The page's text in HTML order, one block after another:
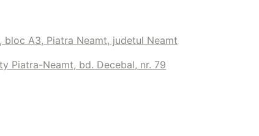
bloc A3, Piatra Neamt, judetul Neamt
Piatra-Neamt, bd. Decebal, nr. 79